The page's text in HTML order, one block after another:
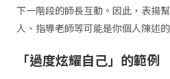
下一階段的師長互動。因此，表揚
人、指導老師等可能是你個人陳述
「過度炫耀自己」的範例